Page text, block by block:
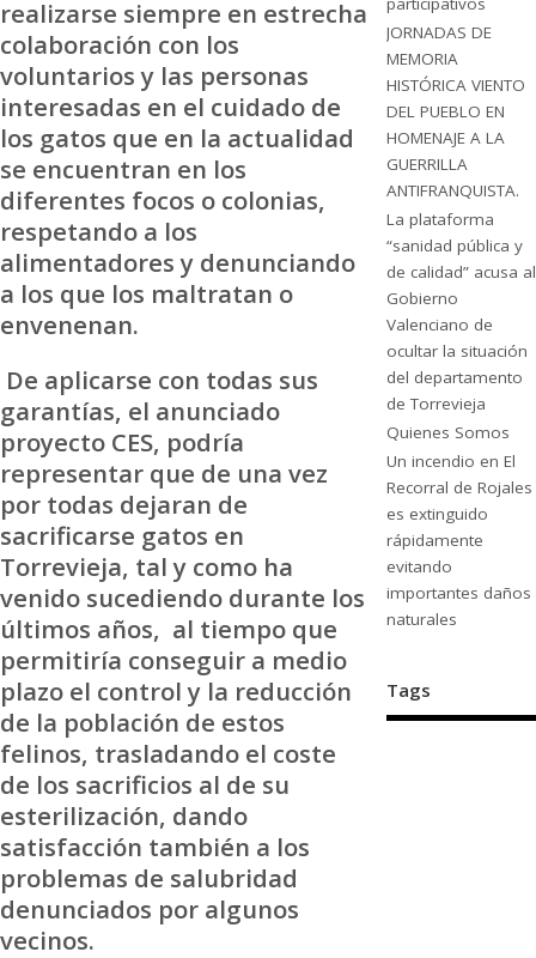
realizarse siempre en estrecha
colaboración con los
voluntarios y las personas
interesadas en el cuidado de
los gatos que en la actualidad
se encuentran en los
diferentes focos o colonias,
respetando a los
alimentadores y denunciando
a los que los maltratan o
envenenan.
De aplicarse con todas sus
garantías, el anunciado
proyecto CES, podría
representar que de una vez
por todas dejaran de
sacrificarse gatos en
Torrevieja, tal y como ha
venido sucediendo durante los
últimos años, al tiempo que
permitiría conseguir a medio
plazo el control y la reducción
de la población de estos
felinos, trasladando el coste
de los sacrificios al de su
esterilización, dando
satisfacción también a los
problemas de salubridad
denunciados por algunos
vecinos.
JORNADAS DE
MEMORIA
HISTÓRICA VIENTO
DEL PUEBLO EN
HOMENAJE A LA
GUERRILLA
ANTIFRANQUISTA.
La plataforma
“sanidad pública y
de calidad” acusa al
Gobierno
Valenciano de
ocultar la situación
del departamento
de Torrevieja
Quienes Somos
Un incendio en El
Recorral de Rojales
es extinguido
rápidamente
evitando
importantes daños
naturales
Tags